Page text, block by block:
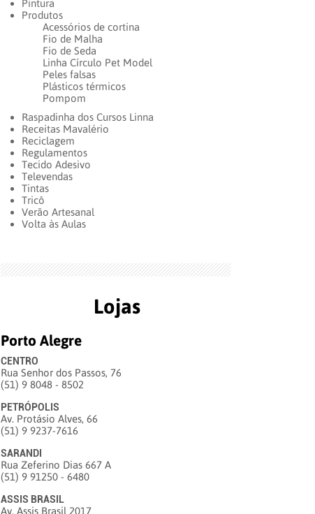
Pintura
Produtos
Acessórios de cortina
Fio de Malha
Fio de Seda
Linha Círculo Pet Model
Peles falsas
Plásticos térmicos
Pompom
Raspadinha dos Cursos Linna
Receitas Mavalério
Reciclagem
Regulamentos
Tecido Adesivo
Televendas
Tintas
Tricô
Verão Artesanal
Volta às Aulas
Lojas
Porto Alegre
CENTRO
Rua Senhor dos Passos, 76
(51) 9 8048 - 8502
PETRÓPOLIS
Av. Protásio Alves, 66
(51) 9 9237-7616
SARANDI
Rua Zeferino Dias 667 A
(51) 9 91250 - 6480
ASSIS BRASIL
Av. Assis Brasil 2017